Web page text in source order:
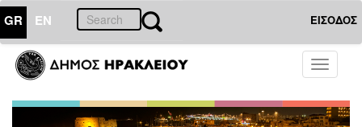
GR EN ΕΙΣΟΔΟΣ
Toggle
ΤΟΠΟΣ
ΜΑΣ
Ανακοινώσεις